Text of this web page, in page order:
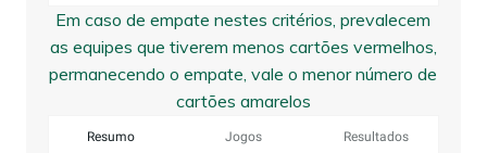
Em caso de empate nestes critérios, prevalecem
as equipes que tiverem menos cartões vermelhos,
permanecendo o empate, vale o menor número de
cartões amarelos
Resumo Jogos Resultados